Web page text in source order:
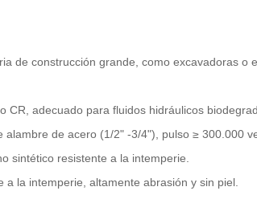
de construcción grande, como excavadoras o
CR, adecuado para fluidos hidráulicos
alambre de acero (1/2" -3/4"), pulso ≥ 300.000
sintético resistente a la intemperie.
intemperie, altamente abrasión y sin piel.